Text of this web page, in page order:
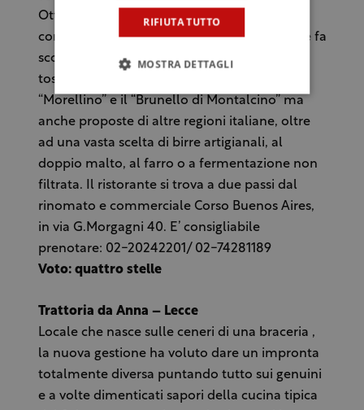
Ottima carne e cacciagione (cinghiale e
coniglio). Una ricca e importante cantina che fa
scorrere in tavola alcune delle eccellenze
toscane come il “Bruciato”, il “Chianti”, il
“Morellino” e il “Brunello di Montalcino” ma
anche proposte di altre regioni italiane, oltre
ad una vasta scelta di birre artigianali, al
doppio malto, al farro o a fermentazione non
filtrata. Il ristorante si trova a due passi dal
rinomato e commerciale Corso Buenos Aires,
in via G.Morgagni 40. E’ consigliabile
prenotare: 02-20242201/ 02-74281189
Voto: quattro stelle
Trattoria da Anna – Lecce
Locale che nasce sulle ceneri di una braceria ,
la nuova gestione ha voluto dare un impronta
totalmente diversa puntando tutto sui genuini
e a volte dimenticati sapori della cucina tipica
RIFIUTA TUTTO
MOSTRA DETTAGLI